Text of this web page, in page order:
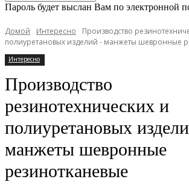
Пароль будет выслан Вам по электронной
Домой Интересно
Производство
полиуретановых изделий - манжеты шевронные
Интересно
Производство
резинотехнических и
полиуретановых
манжеты шевронные
резинотканевые